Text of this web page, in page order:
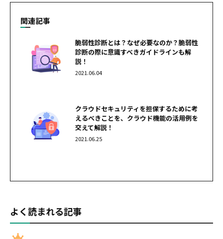
関連記事
脆弱性診断とは？なぜ必要なのか？脆弱性
診断の際に意識すべきガイドラインも解
説！
2021.06.04
クラウドセキュリティを担保するために考
えるべきことを、クラウド機能の活用例を
交えて解説！
2021.06.25
よく読まれる記事